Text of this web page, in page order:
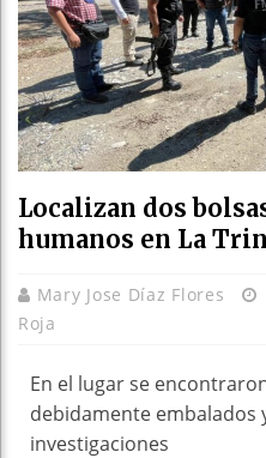
Localizan dos
humanos en La
Mary Jose Díaz Flores
Roja
En el lugar se
debidamente embalados
investigaciones